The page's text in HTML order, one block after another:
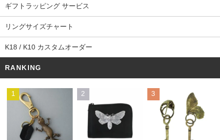
ギフトラッピング サービス
リングサイズチャート
K18 / K10 カスタムオーダー
RANKING
1 2 3